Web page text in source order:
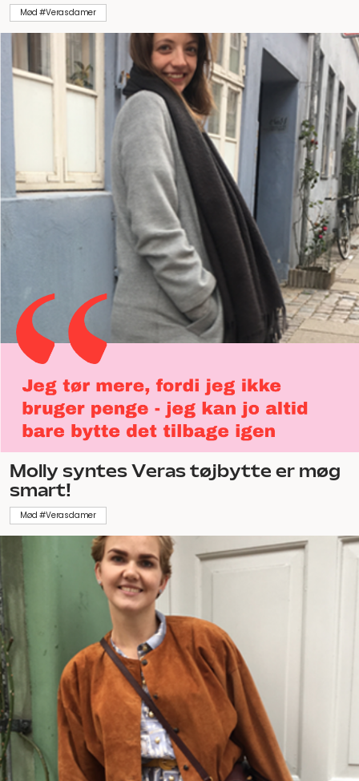
Mød #Verasdamer
Molly syntes Veras tøjbytte er møg
smart!
Mød #Verasdamer